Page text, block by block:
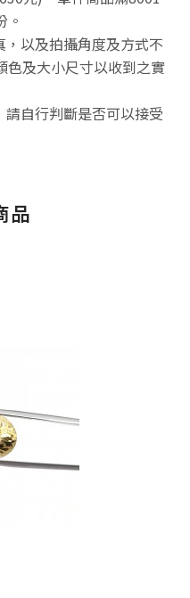
。
以及拍攝角度及方式不
色及大小尺寸以收到之實
自行判斷是否可以接受
品